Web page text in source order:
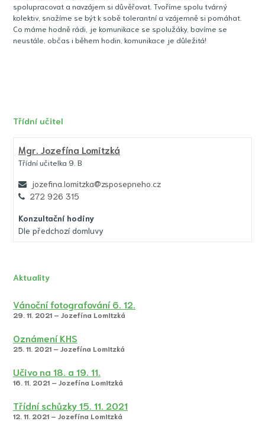
spolupracovat a navzájem si důvěřovat. Tvoříme spolu tvárný
kolektiv, snažíme se být k sobě tolerantní a vzájemně si pomáhat.
Co máme hodně rádi, je komunikace se spolužáky, bavíme se
neustále, občas i během hodin, komunikace je důležitá!
Třídní učitel
Mgr. Jozefína Lomitzká
Třídní učitelka 9. B
jozefina.lomitzka@zsposepneho.cz
272 926 315
Konzultační hodiny
Dle předchozí domluvy
Aktuality
Vánoční fotografování 6. 12.
29. 11. 2021 – Jozefína Lomitzká
Oznámení KHS
25. 11. 2021 – Jozefína Lomitzká
Učivo na 18. a 19. 11.
16. 11. 2021 – Jozefína Lomitzká
Třídní schůzky 15. 11. 2021
12. 11. 2021 – Jozefína Lomitzká